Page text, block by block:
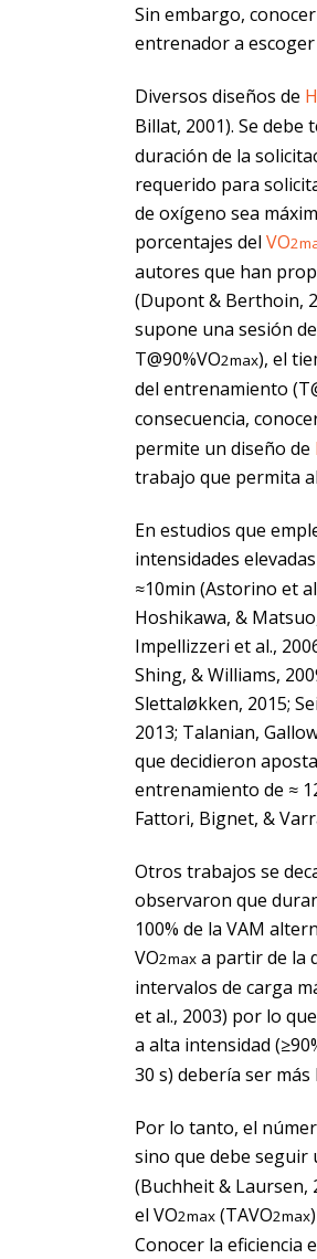
Sin embargo,
entrenador a escoger
Diversos diseños de
Billat, 2001). Se
duración de la
requerido para
de oxígeno sea
porcentajes del VO
autores que han
(Dupont & Berthoin,
supone una sesión
T@90%VO2max), el
del entrenamiento
consecuencia,
permite un diseño de
trabajo que permita
En estudios que
intensidades
≈10min (Astorino et
Hoshikawa, &
Impellizzeri et al.,
Shing, & Williams,
Slettaløkken, 2015;
2013; Talanian,
que decidieron
entrenamiento de ≈
Fattori, Bignet, &
Otros trabajos se
observaron que
100% de la VAM
VO2max a partir de la
intervalos de carga
et al., 2003) por lo
a alta intensidad
30 s) debería ser
Por lo tanto, el
sino que debe seguir
(Buchheit & Laursen,
el VO2max (TAVO2max
Conocer la eficiencia